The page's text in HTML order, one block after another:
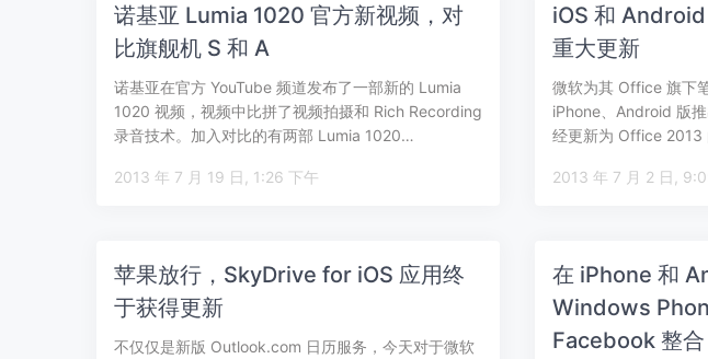
诺基亚 Lumia 1020 官方新视频，对
比旗舰机 S 和 A
诺基亚在官方 YouTube 频道发布了一部新的 Lumia
1020 视频，视频中比拼了视频拍摄和 Rich Recording
录音技术。加入对比的有两部 Lumia 1020…
2013 年 7 月 19 日, 1:26 下午
iOS 和
重大更新
微软为其 Office 旗下
iPhone、Android 版
经更新为 Office 2013
2013 年
苹果放行，SkyDrive for iOS 应用终
于获得更新
不仅仅是新版 Outlook.com 日历服务，今天对于微软
在 iPhone 和
Windows
Facebook 整合